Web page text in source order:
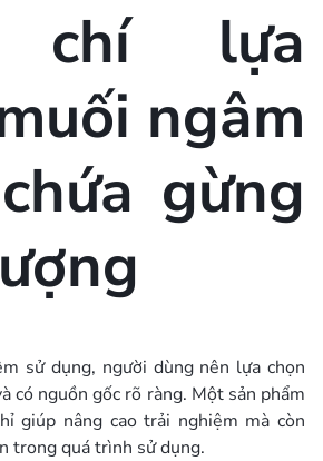
chí lựa
ngâm
gừng
sử dụng, người dùng nên lựa chọn
có nguồn gốc rõ ràng. Một sản phẩm
giúp nâng cao trải nghiệm mà còn
trong quá trình sử dụng.